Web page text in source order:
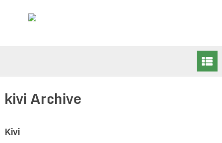
kivi Archive
Kivi